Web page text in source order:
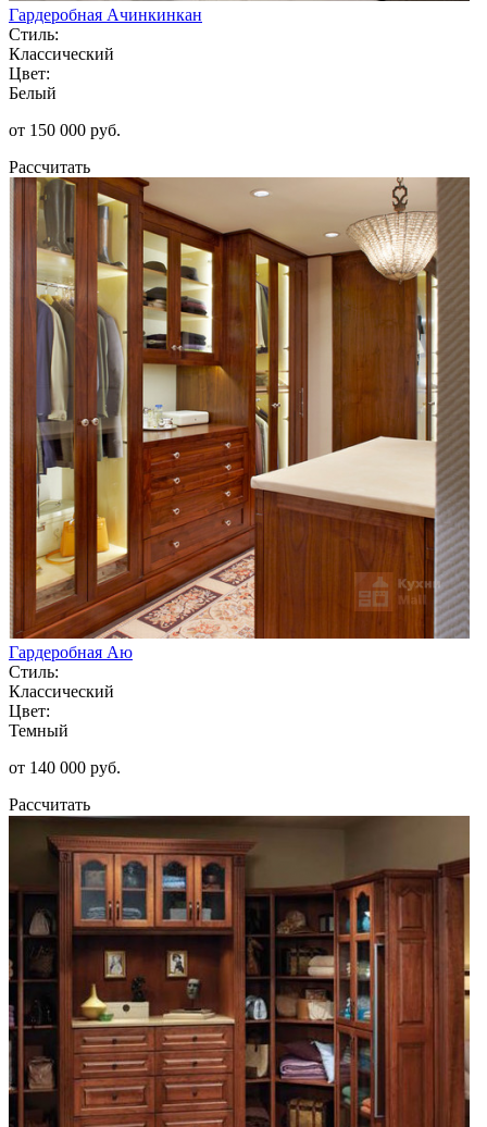
Гардеробная Ачинкинкан
Стиль:
Классический
Цвет:
Белый
от 150 000 руб.
Рассчитать
Гардеробная Аю
Стиль:
Классический
Цвет:
Темный
от 140 000 руб.
Рассчитать